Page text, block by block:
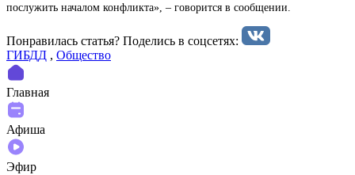
послужить началом конфликта», – говорится в сообщении.
Понравилась статья? Поделиcь в соцсетях:
ГИБДД , Общество
Главная
Афиша
Эфир